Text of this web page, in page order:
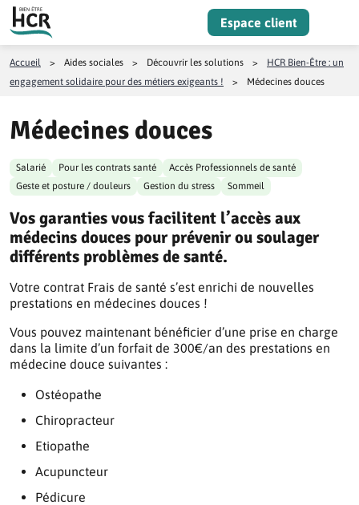
Aller au contenu
Espace client
Accueil > Aides sociales > Découvrir les solutions >
HCR Bien-Être : un
engagement solidaire pour des métiers exigeants !
> Médecines douces
Médecines douces
Salarié Pour les contrats santé
Accès Professionnels de santé
Geste et posture / douleurs
Gestion du stress Sommeil
Vos garanties vous facilitent l’accès aux
médecins douces pour prévenir ou soulager
différents problèmes de santé.
Votre contrat Frais de santé s’est enrichi de nouvelles
prestations en médecines douces !
Vous pouvez maintenant bénéficier d’une prise en charge
dans la limite d’un forfait de 300€/an des prestations en
médecine douce suivantes :
Ostéopathe
Chiropracteur
Etiopathe
Acupuncteur
Pédicure